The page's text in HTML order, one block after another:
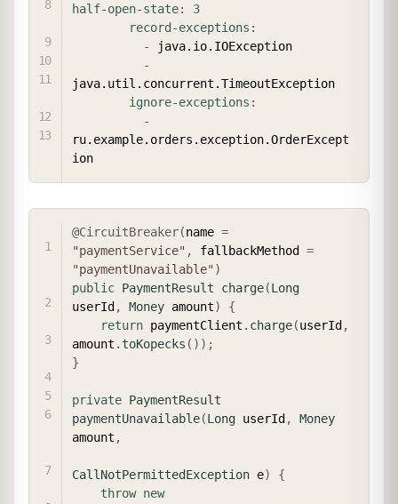
half-open-state:
3
record-exceptions :
-
java.io.IOException
-
java.util.concurrent.TimeoutException
ignore-exceptions :
-
ru.example.orders.exception.OrderExcept
@CircuitBreaker(name =
"paymentService" , fallbackMethod =
"paymentUnavailable")
public PaymentResult charge(Long
userId , Money amount)
{
return paymentClient . charge(userId ,
amount .toKopecks ( ) ) ;
}
private PaymentResult
paymentUnavailable(Long userId ,
Money
amount ,
CallNotPermittedException e)
{
throw new